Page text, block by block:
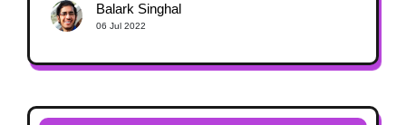
Balark Singhal
06 Jul 2022